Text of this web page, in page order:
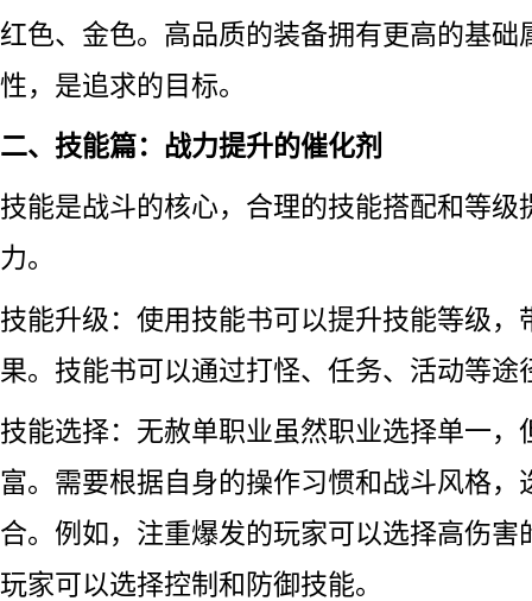
红色、金色。高品质的装备拥有更高的基础
性，是追求的目标。
二、技能篇：战力提升的催化剂
技能是战斗的核心，合理的技能搭配和等级
力。
技能升级：使用技能书可以提升技能等级，
果。技能书可以通过打怪、任务、活动等途
技能选择：无赦单职业虽然职业选择单一，
富。需要根据自身的操作习惯和战斗风格，
合。例如，注重爆发的玩家可以选择高伤害
玩家可以选择控制和防御技能。